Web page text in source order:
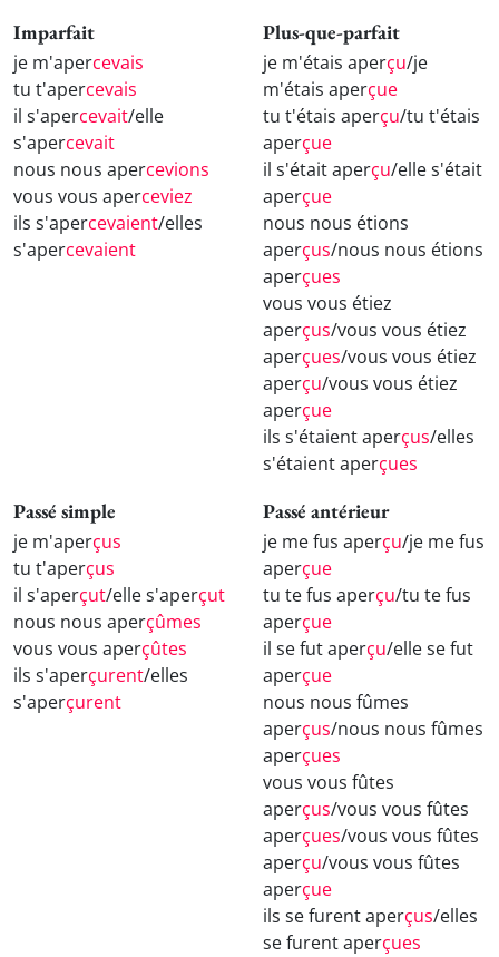
Imparfait
je m'apercevais
tu t'apercevais
il s'apercevait/elle
s'apercevait
nous nous apercevions
vous vous aperceviez
ils s'apercevaient/elles
s'apercevaient
Plus-que-parfait
je m'étais aperçu/je
m'étais aperçue
tu t'étais aperçu/tu t'étais
aperçue
il s'était aperçu/elle s'était
aperçue
nous nous étions
aperçus/nous nous étions
aperçues
vous vous étiez
aperçus/vous vous étiez
aperçues/vous vous étiez
aperçu/vous vous étiez
aperçue
ils s'étaient aperçus/elles
s'étaient aperçues
Passé simple
je m'aperçus
tu t'aperçus
il s'aperçut/elle s'aperçut
nous nous aperçûmes
vous vous aperçûtes
ils s'aperçurent/elles
s'aperçurent
Passé antérieur
je me fus aperçu/je me fus
aperçue
tu te fus aperçu/tu te fus
aperçue
il se fut aperçu/elle se fut
aperçue
nous nous fûmes
aperçus/nous nous fûmes
aperçues
vous vous fûtes
aperçus/vous vous fûtes
aperçues/vous vous fûtes
aperçu/vous vous fûtes
aperçue
ils se furent aperçus/elles
se furent aperçues